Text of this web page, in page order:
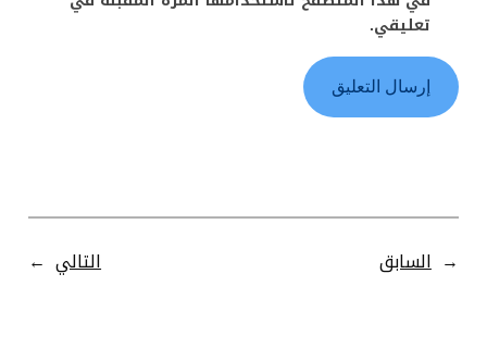
تعليقي.
← السابق التالي →